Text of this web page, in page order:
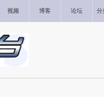
视频 博客 论坛 分